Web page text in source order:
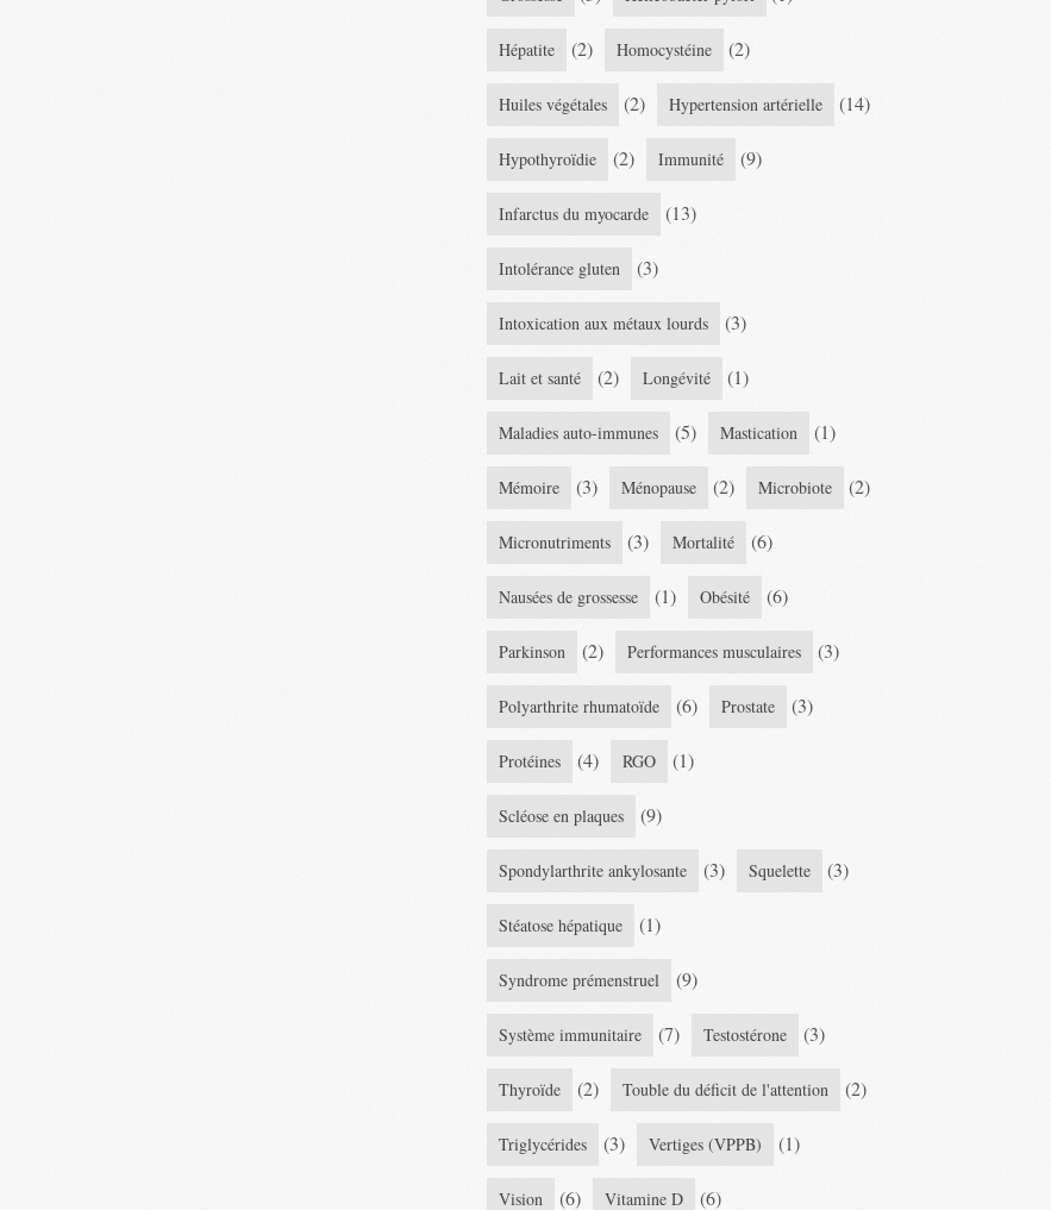
Hépatite (2) Homocystéine (2)
Huiles végétales (2) Hypertension artérielle (14)
Hypothyroïdie (2) Immunité (9)
Infarctus du myocarde (13)
Intolérance gluten (3)
Intoxication aux métaux lourds (3)
Lait et santé (2) Longévité (1)
Maladies auto-immunes (5) Mastication (1)
Mémoire (3) Ménopause (2) Microbiote (2)
Micronutriments (3) Mortalité (6)
Nausées de grossesse (1) Obésité (6)
Parkinson (2) Performances musculaires (3)
Polyarthrite rhumatoïde (6) Prostate (3)
Protéines (4) RGO (1)
Scléose en plaques (9)
Spondylarthrite ankylosante (3) Squelette (3)
Stéatose hépatique (1)
Syndrome prémenstruel (9)
Système immunitaire (7) Testostérone (3)
Thyroïde (2) Touble du déficit de l'attention (2)
Triglycérides (3) Vertiges (VPPB) (1)
Vision (6) Vitamine D (6)